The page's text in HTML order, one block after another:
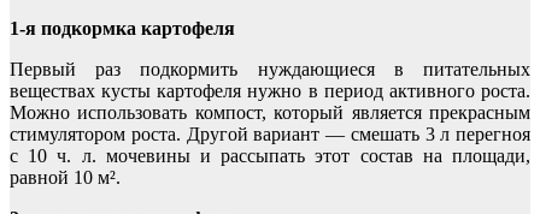
1-я подкормка картофеля
Первый раз подкормить нуждающиеся в питательных
веществах кусты картофеля нужно в период активного роста.
Можно использовать компост, который является прекрасным
стимулятором роста. Другой вариант — смешать 3 л перегноя
с 10 ч. л. мочевины и рассыпать этот состав на площади,
равной 10 м².